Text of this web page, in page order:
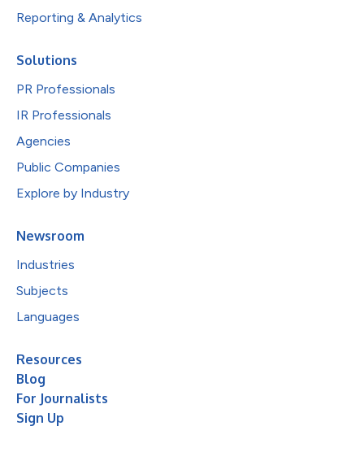
Reporting & Analytics
Solutions
PR Professionals
IR Professionals
Agencies
Public Companies
Explore by Industry
Newsroom
Industries
Subjects
Languages
Resources
Blog
For Journalists
Sign Up